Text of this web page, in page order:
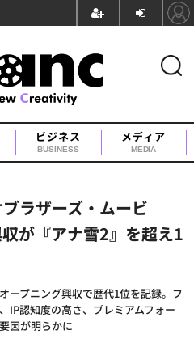
ビジネス
BUSINESS
メディア
MEDIA
ラザーズ・ムービ
が『アナ雪2』を超え1
ープニング興収で歴代1位を記録。フ
IP認知度の高さ、プレミアムフォー
因が明らかに